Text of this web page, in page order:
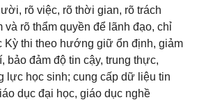
rõ việc, rõ thời gian, rõ trách
và rõ thẩm quyền để lãnh đạo, chỉ
Kỳ thi theo hướng giữ ổn định, giảm
bảo đảm độ tin cậy, trung thực,
lực học sinh; cung cấp dữ liệu tin
dục đại học, giáo dục nghề